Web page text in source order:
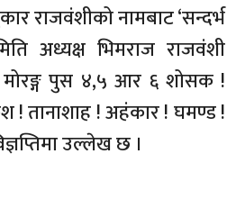
राजवंशीको नामबाट ‘सन्दर्भ
अध्यक्ष भिमराज राजवंशी
पुस ४,५ आर ६ शोसक !
! तानाशाह ! अहंकार ! घमण्ड !
उल्लेख छ ।